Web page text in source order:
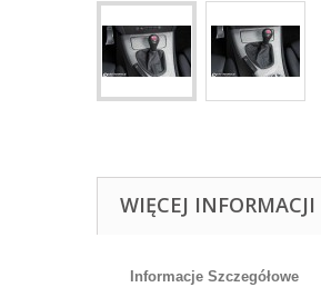
WIĘCEJ INFORMACJI
Informacje Szczegółowe